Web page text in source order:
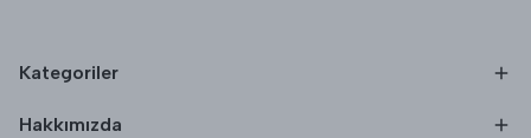
Kategoriler
Hakkımızda